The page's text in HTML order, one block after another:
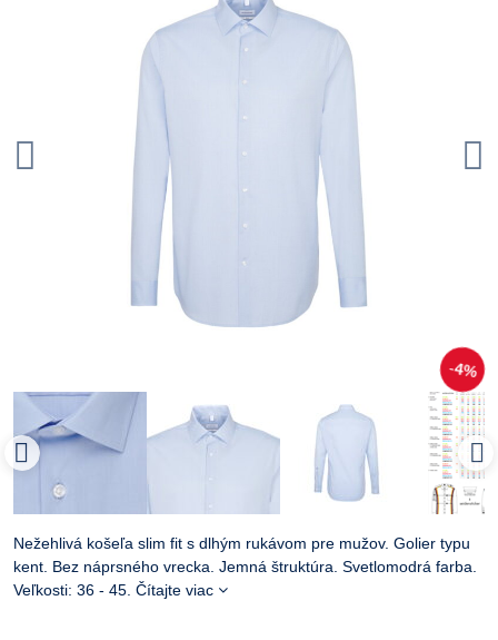
4%
Nežehlivá košeľa slim fit s dlhým rukávom pre mužov. Golier typu
kent. Bez náprsného vrecka. Jemná štruktúra. Svetlomodrá farba.
Veľkosti: 36 - 45. Čítajte viac